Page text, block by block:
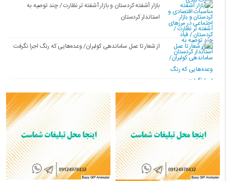
بازار آشفته کردستان و بازار آشفته­ تر نظارت / چند توصیه به
استاندار کردستان
از شعار تا عمل ساماندهی کولبران/ وعده‌هایی که رنگ اجرا نگرفت